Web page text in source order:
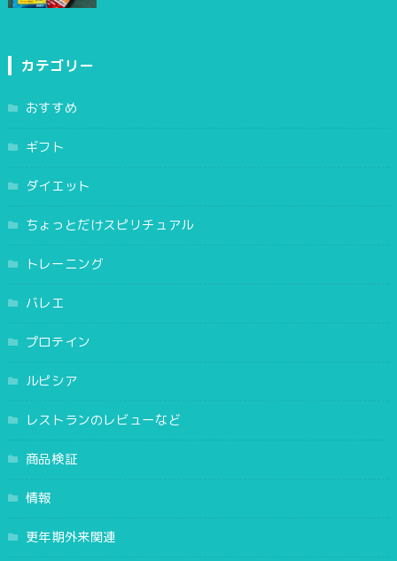
カテゴリー
おすすめ
ギフト
ダイエット
ちょっとだけスピリチュアル
トレーニング
バレエ
プロテイン
ルピシア
レストランのレビューなど
商品検証
情報
更年期外来関連